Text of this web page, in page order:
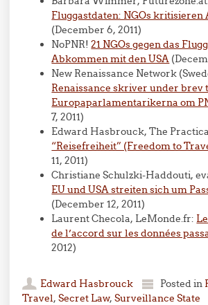
Fluggastdaten: NGOs
(December 6, 2011)
NoPNR!21 NGOs gegen das
Abkommen mit den USA
New Renaissance Network
Renaissance skriver under brev
Europaparlamentarikerna om
7, 2011)
Edward Hasbrouck, The
“Reisefreiheit” (Freedom to
11, 2011)
Christiane Schulzki-Haddouti,
EU und USA streiten sich um
(December 12, 2011)
Laurent Checola, LeMonde.fr:
de l’accord sur les données
2012)
Edward Hasbrouck Posted in
Travel,Secret Law,Surveillance State